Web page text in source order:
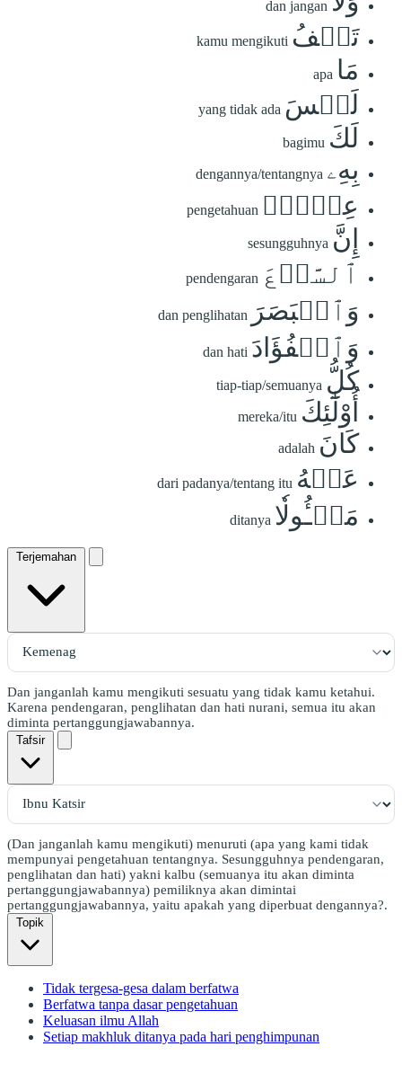
dan jangan
تَقۡفُ kamu mengikuti
مَا apa
لَيۡسَ yang tidak ada
لَكَ bagimu
بِهِۦ dengannya/tentangnya
عِلۡمٌۚ pengetahuan
إِنَّ sesungguhnya
ٱلسَّمۡعَ pendengaran
وَٱلۡبَصَرَ dan penglihatan
وَٱلۡفُؤَادَ dan hati
كُلُّ tiap-tiap/semuanya
أُوْلَٰٓئِكَ mereka/itu
كَانَ adalah
عَنۡهُ dari padanya/tentang itu
مَسۡـُٔولٗا ditanya
Terjemahan
Dan janganlah kamu mengikuti sesuatu yang tidak kamu ketahui.
Karena pendengaran, penglihatan dan hati nurani, semua itu akan
diminta pertanggungjawabannya.
Tafsir
(Dan janganlah kamu mengikuti) menuruti (apa yang kami tidak
mempunyai pengetahuan tentangnya. Sesungguhnya pendengaran,
penglihatan dan hati) yakni kalbu (semuanya itu akan diminta
pertanggungjawabannya) pemiliknya akan dimintai
pertanggungjawabannya, yaitu apakah yang diperbuat dengannya?.
Topik
Tidak tergesa-gesa dalam berfatwa
Berfatwa tanpa dasar pengetahuan
Keluasan ilmu Allah
Setiap makhluk ditanya pada hari penghimpunan